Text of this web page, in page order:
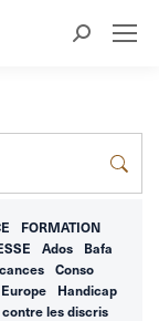
Recherche
FORMATION
Ados
Bafa
Conso
Europe
Handicap
les discris